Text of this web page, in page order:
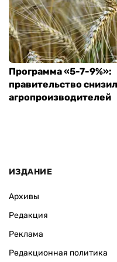
Программа «5-7-9%»:
правительство
агропроизводителей
ИЗДАНИЕ
Архивы
Редакция
Реклама
Редакционная политика